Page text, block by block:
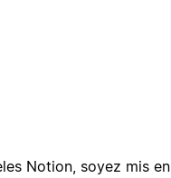
Notion, soyez mis en